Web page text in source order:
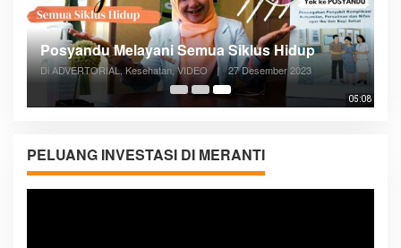
05:08
Posyandu Melayani Semua Siklus Hidup
Di ADVERTORIAL, Kesehatan, VIDEO | 27 Desember 2023
PELUANG INVESTASI DI MERANTI
Pemutar